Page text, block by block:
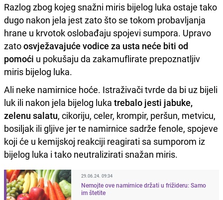
Razlog zbog kojeg snažni miris bijelog luka ostaje tako
dugo nakon jela jest zato što se tokom probavljanja
hrane u krvotok oslobađaju spojevi sumpora. Upravo
zatoosvježavajuće vodice za usta neće biti od
pomoći u pokušaju da zakamuflirate prepoznatljiv
miris bijelog luka.
Ali neke namirnice hoće. Istraživači tvrde da bi uz bijeli
luk ili nakon jela bijelog luka trebalo jesti jabuke,
zelenu salatu, cikoriju, celer, krompir, peršun, metvicu,
bosiljak ili gljive jer te namirnice sadrže fenole, spojeve
koji će u kemijskoj reakciji reagirati sa sumporom iz
bijelog luka i tako neutralizirati snažan miris.
29.06.24. 09:34
Nemojte ove namirnice držati u frižideru: Samo
im štetite